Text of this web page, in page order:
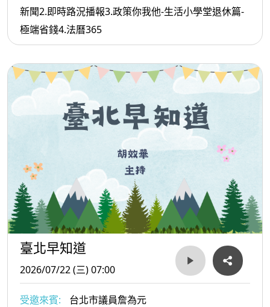
新聞2.即時路況播報3.政策你我他-生活小學堂退休篇-
極端省錢4.法曆365
臺北早知道
2026/07/22 (三) 07:00
受邀來賓:
台北市議員詹為元